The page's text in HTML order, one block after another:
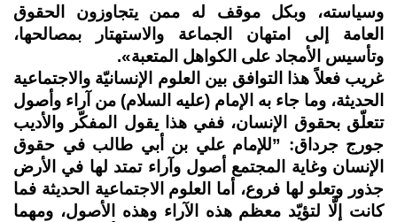
وسياسته، وبكل موقف له ممن يتجاوزون الحقوق
العامة إلى امتهان الجماعة والاستهتار بمصالحها،
وتأسيس الأمجاد على الكواهل المتعبة».
غريب فعلاً هذا التوافق بين العلوم الإنسانيّة والاجتماعية
الحديثة، وما جاء به الإمام (عليه السلام) من آراء وأصول
تتعلّق بحقوق الإنسان، ففي هذا يقول المفكّر والأديب
جورج جرداق: ”للإمام علي بن أبي طالب في حقوق
الإنسان وغاية المجتمع أصول وآراء تمتد لها في الأرض
جذور وتعلو لها فروع، أما العلوم الاجتماعية الحديثة فما
كانت إلَّا لتؤيّد معظم هذه الآراء وهذه الأصول، ومهما